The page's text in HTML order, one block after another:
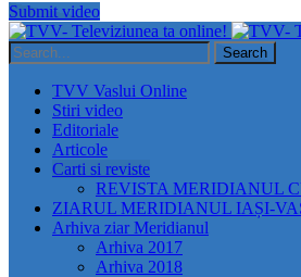
Submit video
TVV Vaslui Online
Stiri video
Editoriale
Articole
Carti si reviste
REVISTA MERIDIANUL
ZIARUL MERIDIANUL IAȘI-
Arhiva ziar Meridianul
Arhiva 2017
Arhiva 2018